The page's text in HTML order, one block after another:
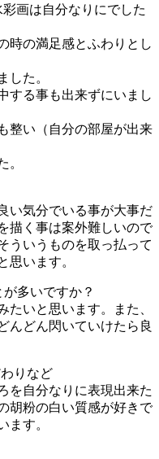
画は自分なりにでした
時の満足感とふわりとし
した。
する事も出来ずにいまし
整い（自分の部屋が出来
。
い気分でいる事が大事だ
描く事は案外難しいので
ういうものを取っ払って
思います。
多いですか？
たいと思います。また、
んどん閃いていけたら良
りなど
を自分なりに表現出来た
胡粉の白い質感が好きで
ます。